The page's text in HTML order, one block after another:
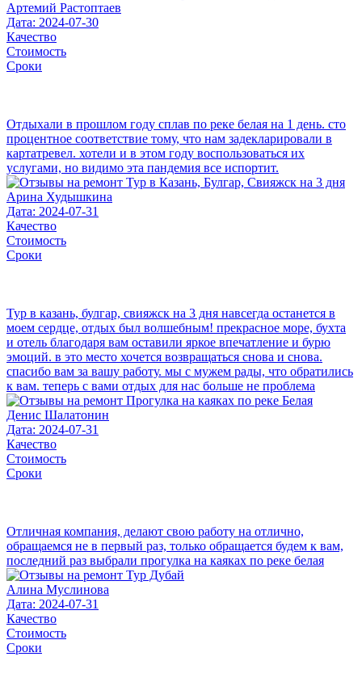
Артемий Растоптаев
Дата: 2024-07-30
Качество
Стоимость
Сроки
Отдыхали в прошлом году сплав по реке белая на 1 день. сто
процентное соответствие тому, что нам задекларировали в
картатревел. хотели и в этом году воспользоваться их
услугами, но видимо эта пандемия все испортит.
Арина Худышкина
Дата: 2024-07-31
Качество
Стоимость
Сроки
Тур в казань, булгар, свияжск на 3 дня навсегда останется в
моем сердце, отдых был волшебным! прекрасное море, бухта
и отель благодаря вам оставили яркое впечатление и бурю
эмоций. в это место хочется возвращаться снова и снова.
спасибо вам за вашу работу. мы с мужем рады, что обратились
к вам. теперь с вами отдых для нас больше не проблема
Денис Шалатонин
Дата: 2024-07-31
Качество
Стоимость
Сроки
Отличная компания, делают свою работу на отлично,
обращаемся не в первый раз, только обращается будем к вам,
последний раз выбрали прогулка на каяках по реке белая
Алина Муслинова
Дата: 2024-07-31
Качество
Стоимость
Сроки